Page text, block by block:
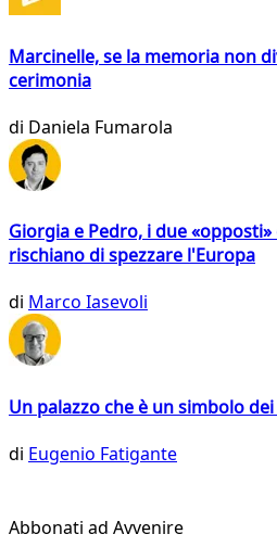
Marcinelle, se la memoria non
cerimonia
di Daniela Fumarola
Giorgia e Pedro, i due
rischiano di spezzare l'Europa
di Marco Iasevoli
Un palazzo che è un simbolo
di Eugenio Fatigante
Abbonati ad Avvenire